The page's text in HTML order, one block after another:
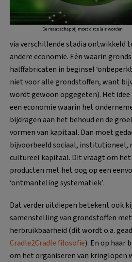
De maatschappij moet circulair worden
via verschillende stadia ontwikkeld
andere economie. Eén waarin
halffabricaten in beginsel
niet voor alle grondstoffen, want
wordt gewoon opgegeten). Het
een economie waarin het
bijdragen aan het behoud en de
vormen van kapitaal. Dan moet
bijvoorbeeld sociaal, institutioneel,
cultureel kapitaal. Dit vraagt om
producten met het oog op een
‘ontmanteling systematiek’.
Dat verder uitdiepen betekent ook
samenstelling van grondstoffen
herbruikbaarheid (dit wordt o.a.
Cradle2Cradle filosofie). En op haar
om het organiseren van kringlopen